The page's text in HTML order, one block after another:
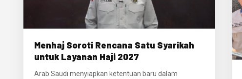
Menhaj Soroti Rencana Satu Syarikah
untuk Layanan Haji 2027
Arab Saudi menyiapkan ketentuan baru dalam